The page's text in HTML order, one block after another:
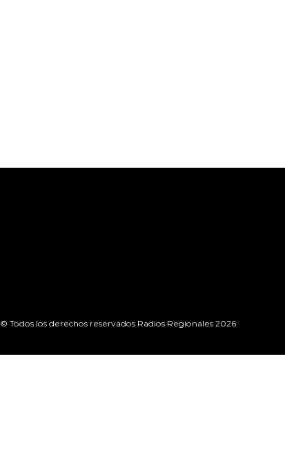
© Todos los derechos reservados Radios Regionales 2026